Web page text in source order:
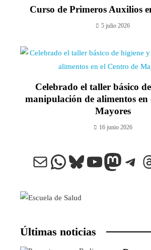
Curso de Primeros Auxilios
5 julio 2026
Celebrado el taller básico
manipulación de alimentos en
Mayores
16 junio 2026
Correo electrónico
WhatsApp
Bluesky
YouTube
Últimas noticias